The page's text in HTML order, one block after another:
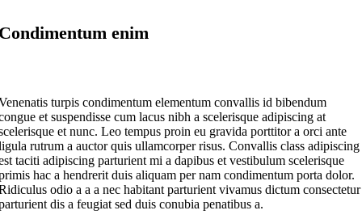
enim
turpis condimentum elementum convallis id bibendum
et suspendisse cum lacus nibh a scelerisque adipiscing at
et nunc. Leo tempus proin eu gravida porttitor a orci ante
rutrum a auctor quis ullamcorper risus. Convallis class adipiscing
taciti adipiscing parturient mi a dapibus et vestibulum scelerisque
hac a hendrerit duis aliquam per nam condimentum porta dolor.
odio a a a nec habitant parturient vivamus dictum consectetur
dis a feugiat sed duis conubia penatibus a.